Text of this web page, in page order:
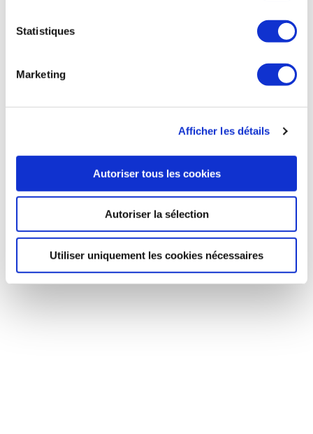
Statistiques
Marketing
Afficher les détails
Autoriser tous les cookies
Autoriser la sélection
Utiliser uniquement les cookies nécessaires